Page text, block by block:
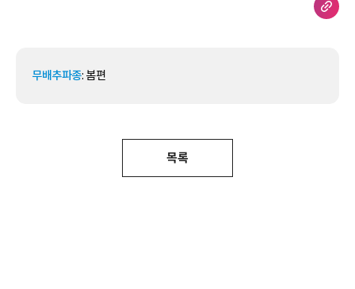
무배추파종: 봄편
목록